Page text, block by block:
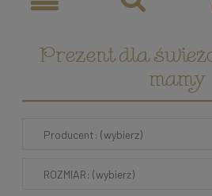
Prezent dla
mamy
Producent: (wybierz)
ROZMIAR: (wybierz)